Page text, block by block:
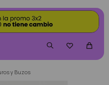

y Buzos